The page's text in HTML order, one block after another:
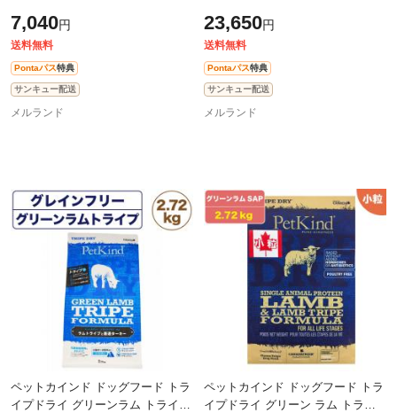
ー 2.72kg
7,040円
送料無料
Pontaパス特典
サンキュー配送
メルランド
ー 小粒 11.34Kg
23,650円
送料無料
Pontaパス特典
サンキュー配送
メルランド
ペットカインド ドッグフード トラ
イプドライ グリーンラム トライプ
ペットカインド ドッグフード トラ
イプドライ グリーン ラム トライ